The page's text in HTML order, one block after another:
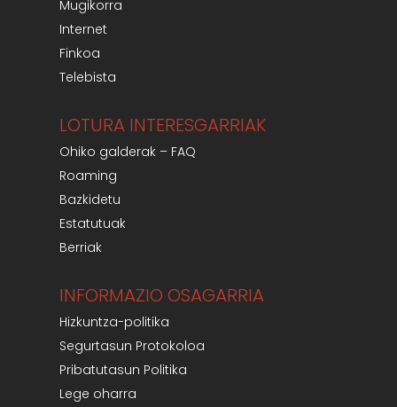
Mugikorra
Internet
Finkoa
Telebista
LOTURA INTERESGARRIAK
Ohiko galderak – FAQ
Roaming
Bazkidetu
Estatutuak
Berriak
INFORMAZIO OSAGARRIA
Hizkuntza-politika
Segurtasun Protokoloa
Pribatutasun Politika
Lege oharra